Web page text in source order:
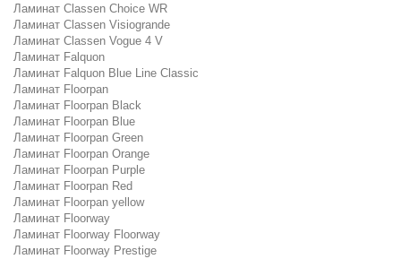
Ламинат Classen Choice WR
Ламинат Classen Visiogrande
Ламинат Classen Vogue 4 V
Ламинат Falquon
Ламинат Falquon Blue Line Classic
Ламинат Floorpan
Ламинат Floorpan Black
Ламинат Floorpan Blue
Ламинат Floorpan Green
Ламинат Floorpan Orange
Ламинат Floorpan Purple
Ламинат Floorpan Red
Ламинат Floorpan yellow
Ламинат Floorway
Ламинат Floorway Floorway
Ламинат Floorway Prestige